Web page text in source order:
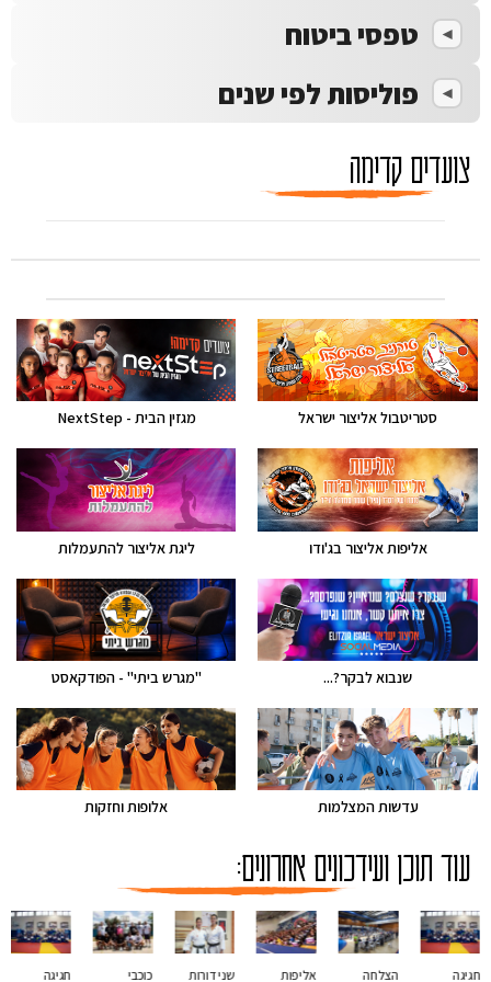
טפסי ביטוח
פוליסות לפי שנים
צועדים קדימה
סטריטבול אליצור ישראל מגזין הבית - NextStep
אליפות אליצור בג'ודו ליגת אליצור להתעמלות
שנבוא לבקר?... "מגרש ביתי" - הפודקאסט
עדשות המצלמות אלופות וחזקות
עוד תוכן ועידכונים אחרונים:
חגיגה
הצלחה
אליפות
שני דורות
כוכבי
חגיגה